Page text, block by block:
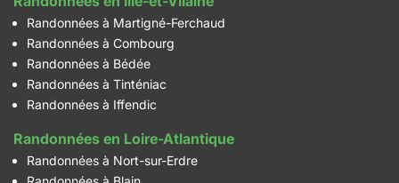
Randonnées à Martigné-Ferchaud
Randonnées à Combourg
Randonnées à Bédée
Randonnées à Tinténiac
Randonnées à Iffendic
Randonnées en Loire-Atlantique
Randonnées à Nort-sur-Erdre